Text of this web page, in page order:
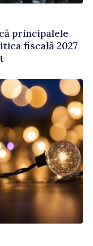
principalele
fiscală 2027